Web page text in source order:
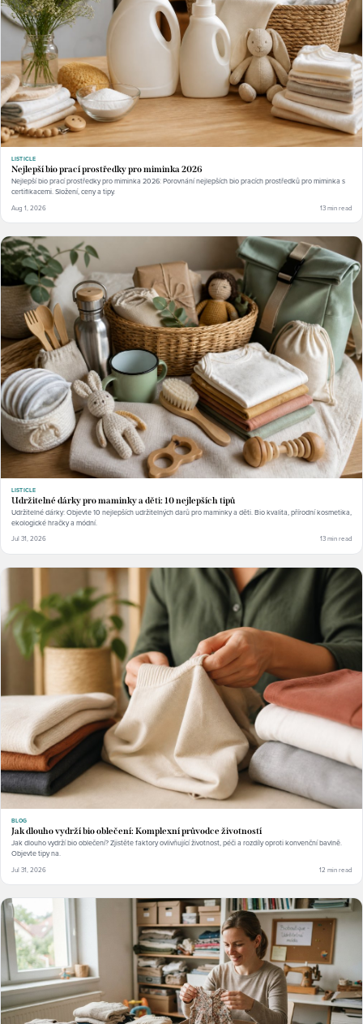
LISTICLE
Nejlepší bio prací prostředky pro miminka 2026
Nejlepší bio prací prostředky pro miminka 2026: Porovnání nejlepších bio pracích prostředků pro miminka s
certifikacemi. Složení, ceny a tipy.
Aug 1, 2026 13 min read
LISTICLE
Udržitelné dárky pro maminky a děti: 10 nejlepších tipů
Udržitelné dárky: Objevte 10 nejlepších udržitelných darů pro maminky a děti. Bio kvalita, přírodní kosmetika,
ekologické hračky a módní.
Jul 31, 2026 13 min read
BLOG
Jak dlouho vydrží bio oblečení: Komplexní průvodce životností
Jak dlouho vydrží bio oblečení? Zjistěte faktory ovlivňující životnost, péči a rozdíly oproti konvenční bavlně.
Objevte tipy na.
Jul 31, 2026 12 min read